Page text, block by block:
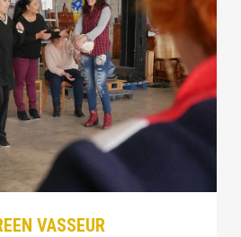
VASSEUR